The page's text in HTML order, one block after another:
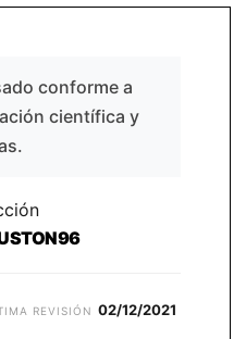
conforme a
científica y
REVISIÓN 02/12/2021